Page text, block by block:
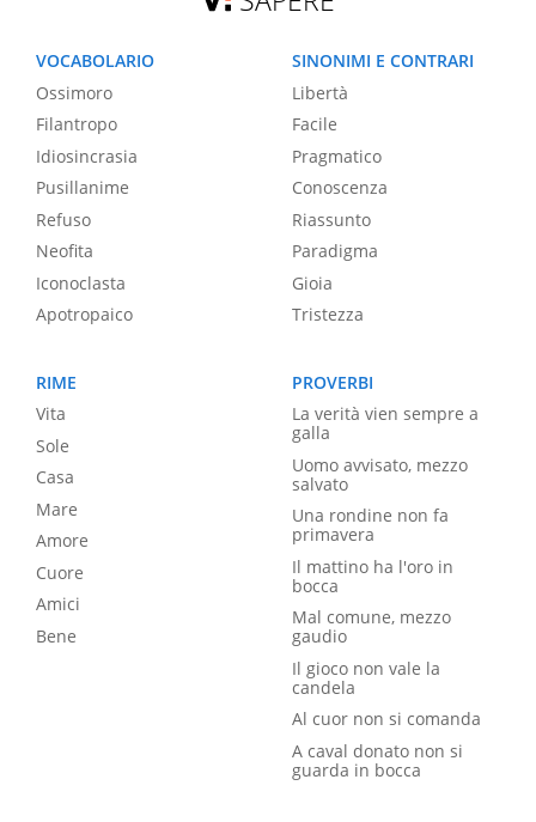
VOCABOLARIO
Ossimoro
Filantropo
Idiosincrasia
Pusillanime
Refuso
Neofita
Iconoclasta
Apotropaico
SINONIMI E CONTRARI
Libertà
Facile
Pragmatico
Conoscenza
Riassunto
Paradigma
Gioia
Tristezza
RIME
Vita
Sole
Casa
Mare
Amore
Cuore
Amici
Bene
PROVERBI
La verità vien sempre a
galla
Uomo avvisato, mezzo
salvato
Una rondine non fa
primavera
Il mattino ha l'oro in
bocca
Mal comune, mezzo
gaudio
Il gioco non vale la
candela
Al cuor non si comanda
A caval donato non si
guarda in bocca